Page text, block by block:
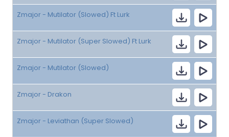
Zmajor - Mutilator (Slowed) Ft Lurk
Zmajor - Mutilator (Super Slowed) Ft Lurk
Zmajor - Mutilator (Slowed)
Zmajor - Drakon
Zmajor - Leviathan (Super Slowed)